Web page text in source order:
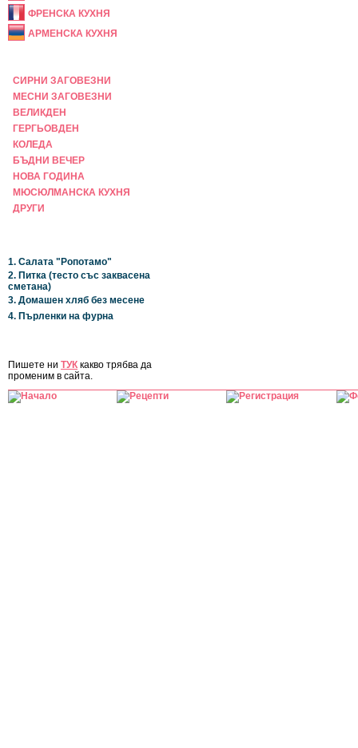
ФРЕНСКА КУХНЯ
АРМЕНСКА КУХНЯ
СИРНИ ЗАГОВЕЗНИ
МЕСНИ ЗАГОВЕЗНИ
ВЕЛИКДЕН
ГЕРГЬОВДЕН
КОЛЕДА
БЪДНИ ВЕЧЕР
НОВА ГОДИНА
МЮСЮЛМАНСКА КУХНЯ
ДРУГИ
1. Салата "Ропотамо"
2. Питка (тесто със заквасена
сметана)
3. Домашен хляб без месене
4. Пърленки на фурна
Пишете ни ТУК какво трябва да
променим в сайта.